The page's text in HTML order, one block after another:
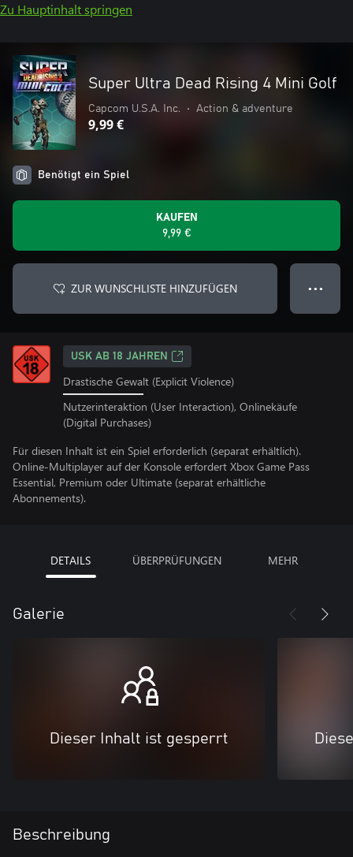
Zu Hauptinhalt springen
Super Ultra Dead Rising 4 Mini Golf
Capcom U.S.A. Inc. • Action & adventure
9,99 €
Benötigt ein Spiel
KAUFEN
9,99 €
ZUR WUNSCHLISTE HINZUFÜGEN ● ● ●
USK AB 18 JAHREN
Drastische Gewalt (Explicit Violence)
Nutzerinteraktion (User Interaction), Onlinekäufe
(Digital Purchases)
Für diesen Inhalt ist ein Spiel erforderlich (separat erhältlich).
Online-Multiplayer auf der Konsole erfordert Xbox Game Pass
Essential, Premium oder Ultimate (separat erhältliche
Abonnements).
DETAILS ÜBERPRÜFUNGEN MEHR
Galerie
Dieser Inhalt ist gesperrt
Beschreibung